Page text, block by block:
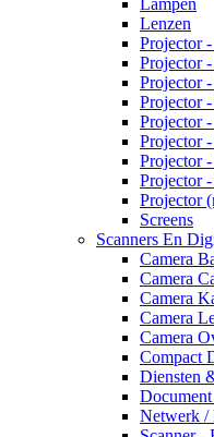
Lenzen
Projector
Projector
Projector
Projector
Projector
Projector
Projector
Projector
Projector
Screens
Scanners En
Camera
Camera
Camera
Camera
Camera
Compact
Diensten
Netwerk /